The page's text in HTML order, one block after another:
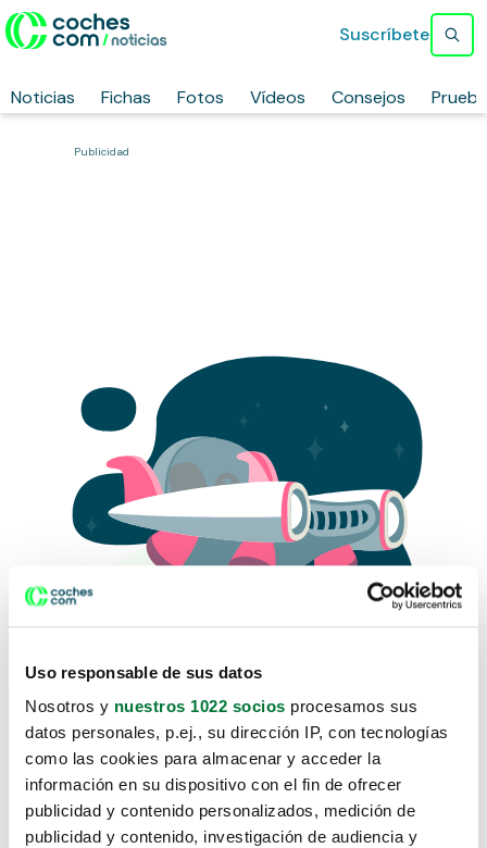
Uso responsable de sus datos
Nosotros y nuestros 1022 socios procesamos sus
datos personales, p.ej., su dirección IP, con tecnologías
como las cookies para almacenar y acceder la
información en su dispositivo con el fin de ofrecer
publicidad y contenido personalizados, medición de
publicidad y contenido, investigación de audiencia y
Noticias Fichas Fotos Vídeos Consejos
Suscríbete
Publicidad
Lo sentimos, no sabemos como
te hemos traido hasta aquí.